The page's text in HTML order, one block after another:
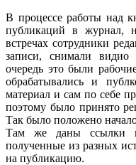
В процессе работы над
публикаций в журнал,
встречах сотрудники
записи, снимали
очередь это были
обрабатывались и
материал и сам по себе
поэтому было принято
Так было положено
Там же даны ссылки
полученные из разных
на публикацию.